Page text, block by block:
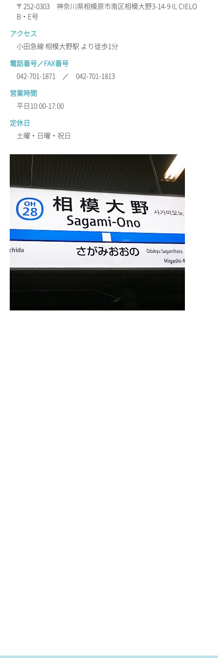
〒252-0303 神奈川県相模原市南区相模大野3-14-9 IL CIELO
B・E号
アクセス
小田急線 相模大野駅 より徒歩1分
電話番号／FAX番号
042-701-1871 ／ 042-701-1813
営業時間
平日10:00-17:00
定休日
土曜・日曜・祝日